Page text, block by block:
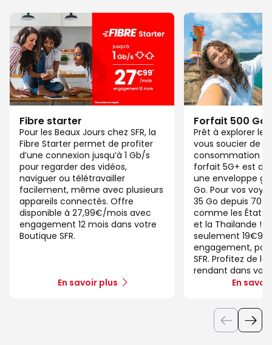
Fibre starter
Pour les Beaux Jours chez SFR, la
Fibre Starter permet de profiter
d’une connexion jusqu’à 1 Gb/s
pour regarder des vidéos,
naviguer ou télétravailler
facilement, même avec plusieurs
appareils connectés. Offre
disponible à 27,99€/mois avec
engagement 12 mois dans votre
Boutique SFR.
En savoir plus
Forfait 500 Go
Prêt à explorer le
vous soucier de
consommation
forfait 5G+ est
une enveloppe
Go. Pour vos
35 Go depuis 70
comme les États-
et la Thaïlande !
seulement
engagement,
SFR. Profitez de
rendant dans
En